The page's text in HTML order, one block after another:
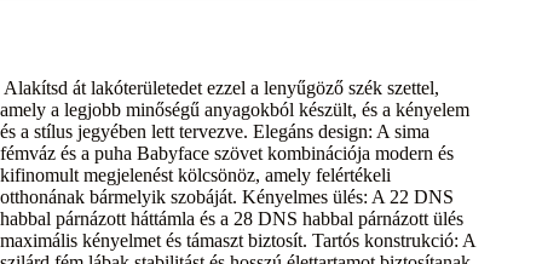
Alakítsd át lakóterületedet ezzel a lenyűgöző szék szettel,
amely a legjobb minőségű anyagokból készült, és a kényelem
és a stílus jegyében lett tervezve. Elegáns design: A sima
fémváz és a puha Babyface szövet kombinációja modern és
kifinomult megjelenést kölcsönöz, amely felértékeli
otthonának bármelyik szobáját. Kényelmes ülés: A 22 DNS
habbal párnázott háttámla és a 28 DNS habbal párnázott ülés
maximális kényelmet és támaszt biztosít. Tartós konstrukció: A